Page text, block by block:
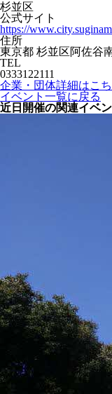
杉並区
公式サイト
https://
住所
東京都 杉並区阿佐谷
TEL
0333122111
企業・団体詳細はこ
イベント一覧に戻る
近日開催の関連イベ